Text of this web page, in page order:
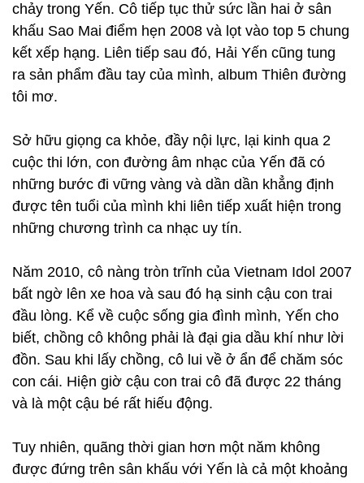
chảy trong Yến. Cô tiếp tục thử sức lần hai ở sân
khấu Sao Mai điểm hẹn 2008 và lọt vào top 5 chung
kết xếp hạng. Liên tiếp sau đó, Hải Yến cũng tung
ra sản phẩm đầu tay của mình, album Thiên đường
tôi mơ.
Sở hữu giọng ca khỏe, đầy nội lực, lại kinh qua 2
cuộc thi lớn, con đường âm nhạc của Yến đã có
những bước đi vững vàng và dần dần khẳng định
được tên tuổi của mình khi liên tiếp xuất hiện trong
những chương trình ca nhạc uy tín.
Năm 2010, cô nàng tròn trĩnh của Vietnam Idol 2007
bất ngờ lên xe hoa và sau đó hạ sinh cậu con trai
đầu lòng. Kể về cuộc sống gia đình mình, Yến cho
biết, chồng cô không phải là đại gia dầu khí như lời
đồn. Sau khi lấy chồng, cô lui về ở ẩn để chăm sóc
con cái. Hiện giờ cậu con trai cô đã được 22 tháng
và là một cậu bé rất hiếu động.
Tuy nhiên, quãng thời gian hơn một năm không
được đứng trên sân khấu với Yến là cả một khoảng